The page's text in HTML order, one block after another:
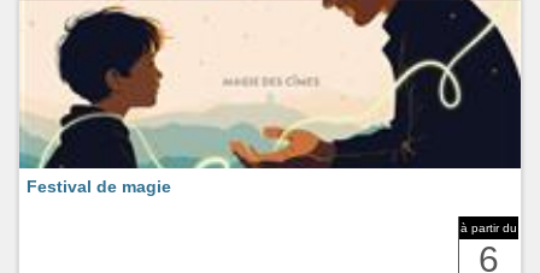
à partir du
6
Festival de magie